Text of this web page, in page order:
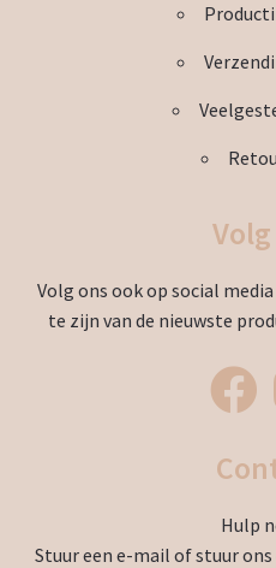
Volg ons ook op social
te zijn van de nieuwste
Hulp
Stuur een e-mail of stuur